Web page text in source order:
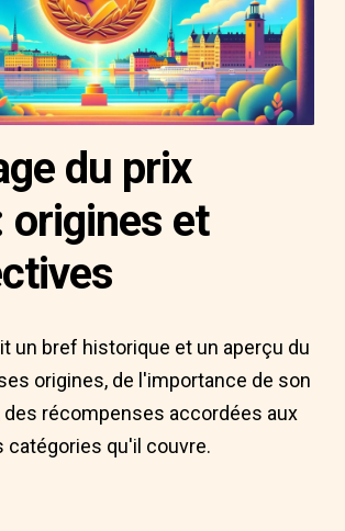
du prix
origines et
un bref historique et un aperçu du
origines, de l'importance de son
récompenses accordées aux
catégories qu'il couvre.